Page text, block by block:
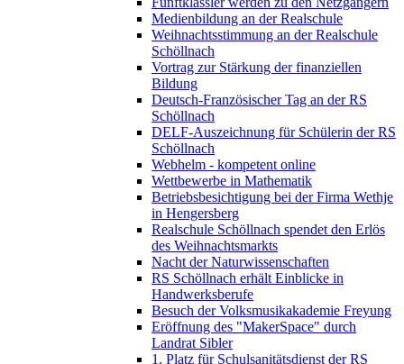
Medienbildung an der Realschule
Weihnachtsstimmung an der Realschule
Schöllnach
Vortrag zur Stärkung der finanziellen
Bildung
Deutsch-Französischer Tag an der RS
Schöllnach
DELF-Auszeichnung für Schülerin der RS
Schöllnach
Webhelm - kompetent online
Wettbewerbe in Mathematik
Betriebsbesichtigung bei der Firma Wethje
in Hengersberg
Realschule Schöllnach spendet den Erlös
des Weihnachtsmarkts
Nacht der Naturwissenschaften
RS Schöllnach erhält Einblicke in
Handwerksberufe
Besuch der Volksmusikakademie Freyung
Eröffnung des "MakerSpace" durch
Landrat Sibler
1. Platz für Schulsanitätsdienst der RS